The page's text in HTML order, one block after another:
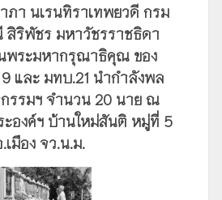
ภา นเรนทิราเทพยวดี กรม
สิริพัชร มหาวัชรราชธิดา
พระมหากรุณาธิคุณ ของ
และ มทบ.21 นำกำลังพล
รรมฯ จำนวน 20 นาย ณ
ะองค์ฯ บ้านใหม่สันติ หมู่ที่ 5
มือง จว.น.ม.